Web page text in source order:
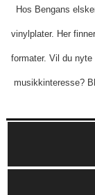
Hos Bengans
vinylplater. Her
formater. Vil du
musikkinteresse?